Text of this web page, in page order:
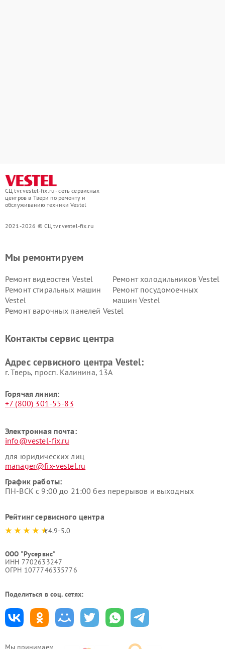
СЦ tvr.vestel-fix.ru - сеть сервисных
центров в Твери по ремонту и
обслуживанию техники Vestel
2021-2026 © СЦ tvr.vestel-fix.ru
Мы принимаем
Мы ремонтируем
Ремонт видеостен Vestel
Ремонт холодильников Vestel
Ремонт стиральных машин
Vestel
Ремонт посудомоечных
машин Vestel
Ремонт варочных панелей Vestel
Контакты сервис центра
Адрес сервисного центра Vestel:
г. Тверь, просп. Калинина, 13А
Горячая линия:
+7 (800) 301-55-83
Электронная почта:
info@vestel-fix.ru
для юридических лиц
manager@fix-vestel.ru
График работы:
ПН-ВСК с 9:00 до 21:00 без перерывов и выходных
Рейтинг сервисного центра
4.9-5.0
ООО "Русервис"
ИНН 7702633247
ОГРН 1077746335776
Поделиться в соц. сетях: